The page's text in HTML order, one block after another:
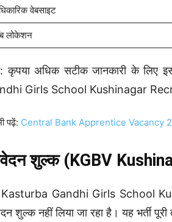
वेबसाइट
लोकेशन
कृपया अधिक सटीक जानकारी के लिए
Girls School Kushinagar
पढ़ें: Central Bank Apprentice Vacancy
शुल्क (KGBV
Gandhi Girls School
शुल्क नहीं लिया जा रहा है। यह भर्ती